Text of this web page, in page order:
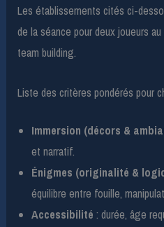
Les établissements cités ci-
de la séance pour deux joueurs
team building.
Liste des critères pondérés pour
Immersion (décors &
et narratif.
Énigmes (originalité &
équilibre entre fouille,
Accessibilité : durée, âge